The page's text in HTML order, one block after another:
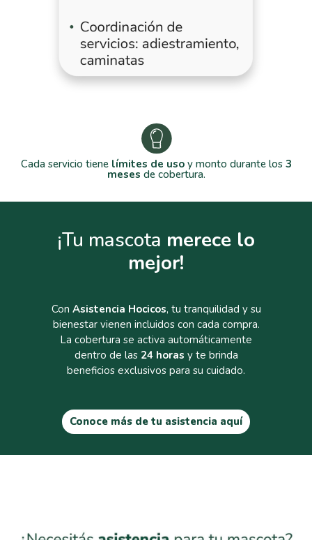
Cada servicio tiene límites de usoy monto durante los 3
meses de cobertura.
¡Tu mascota merece lo
mejor!
Con Asistencia Hocicos, tu tranquilidad y su
bienestar vienen incluidos con cada compra.
La cobertura se activa automáticamente
dentro de las 24 horas y te brinda
beneficios exclusivos para su cuidado.
Conoce más de tu asistencia aquí